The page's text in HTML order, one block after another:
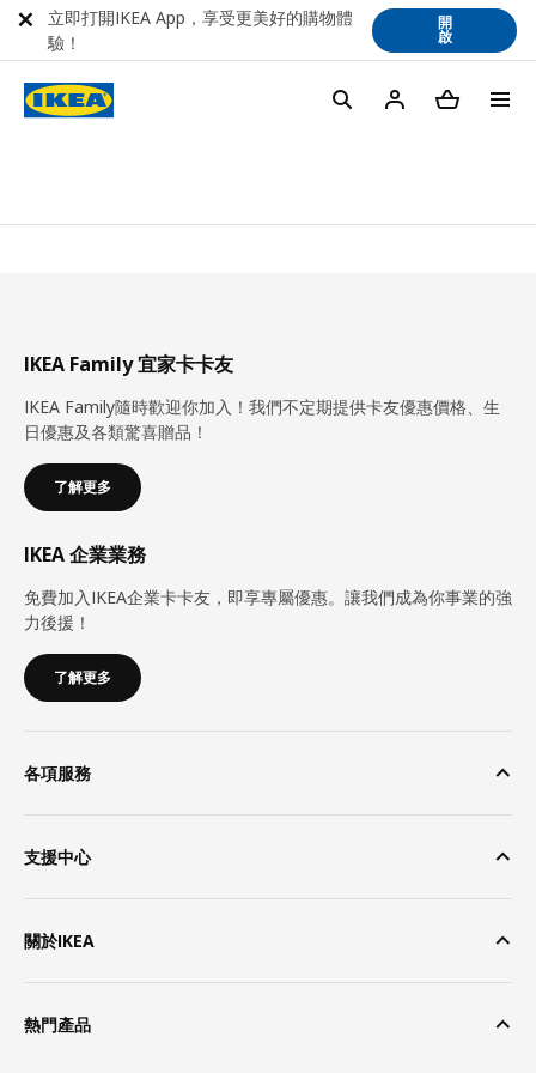
IKEA Family 宜家卡卡友
IKEA Family隨時歡迎你加入！我們不定期提供卡友優惠價格、生
日優惠及各類驚喜贈品！
了解更多
IKEA 企業業務
免費加入IKEA企業卡卡友，即享專屬優惠。讓我們成為你事業的強
力後援！
了解更多
各項服務
支援中心
關於IKEA
熱門產品
立即打開IKEA App，享受更美好的購物體
驗！
開
啟